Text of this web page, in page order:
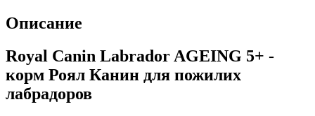
Описание
Royal Canin Labrador AGEING 5+ -
корм Роял Канин для пожилих
лабрадоров